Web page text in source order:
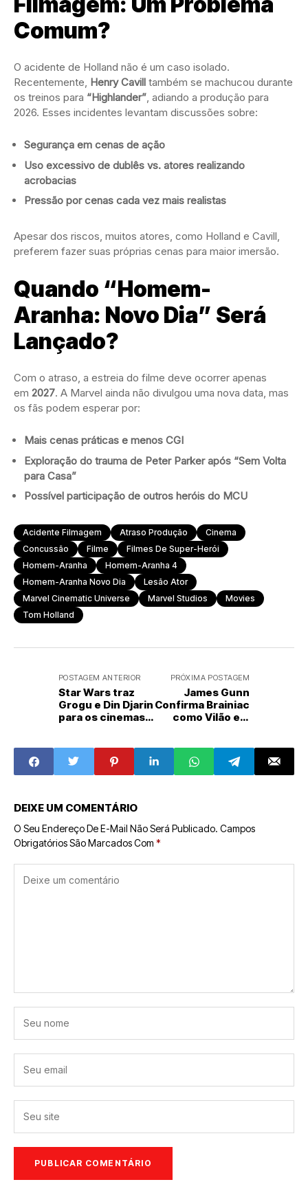
Comum?
O acidente de Holland não é um caso isolado.
Recentemente, Henry Cavill também se machucou durante
os treinos para “Highlander”, adiando a produção para
2026. Esses incidentes levantam discussões sobre:
Segurança em cenas de ação
Uso excessivo de dublês vs. atores realizando
acrobacias
Pressão por cenas cada vez mais realistas
Apesar dos riscos, muitos atores, como Holland e Cavill,
preferem fazer suas próprias cenas para maior imersão.
Quando “Homem-
Aranha: Novo Dia” Será
Lançado?
Com o atraso, a estreia do filme deve ocorrer apenas
em 2027. A Marvel ainda não divulgou uma nova data, mas
os fãs podem esperar por:
Mais cenas práticas e menos CGI
Exploração do trauma de Peter Parker após “Sem Volta
para Casa”
Possível participação de outros heróis do MCU
Acidente Filmagem Atraso Produção
Cinema
Concussão
Filme
Filmes De Super-Herói
Homem-Aranha
Homem-Aranha 4
Homem-Aranha Novo Dia
Lesão Ator
Marvel Cinematic Universe
Marvel Studios
Movies
Tom Holland
POSTAGEM ANTERIOR
Star Wars traz
Grogu e Din Djarin
para os cinemas
PRÓXIMA POSTAGEM
James Gunn
Confirma Brainiac
como Vilão em
DEIXE UM COMENTÁRIO
O Seu Endereço De E-Mail Não Será Publicado. Campos
Obrigatórios São Marcados Com *